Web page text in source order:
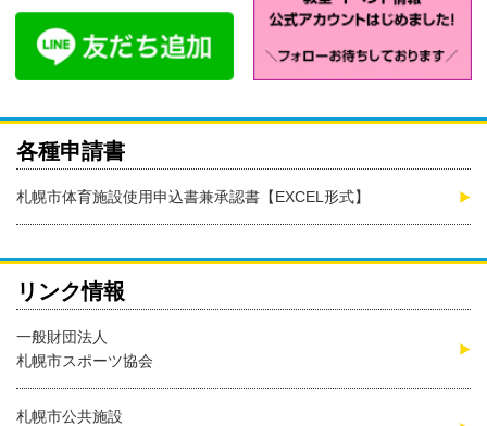
各種申請書
札幌市体育施設使用申込書兼承認書【EXCEL形式】
リンク情報
一般財団法人
札幌市スポーツ協会
札幌市公共施設